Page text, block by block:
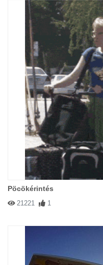
Pöcökérintés
21221 1